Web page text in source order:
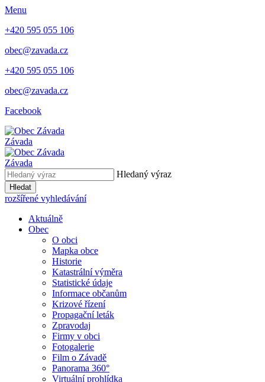
Menu
+420 595 055 106
obec@zavada.cz
+420 595 055 106
obec@zavada.cz
Facebook
Závada
Závada
Hledaný výraz
Hledat
rozšířené vyhledávání
Aktuálně
Obec
O obci
Mapka obce
Historie
Katastrální výměra
Statistické údaje
Informace občanům
Krizové řízení
Propagační leták
Zpravodaj
Firmy v obci
Fotogalerie
Film o Závadě
Panorama 360°
Virtuální prohlídka